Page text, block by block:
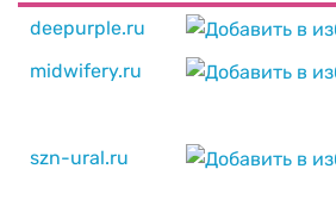
deepurple.ru
midwifery.ru
szn-ural.ru